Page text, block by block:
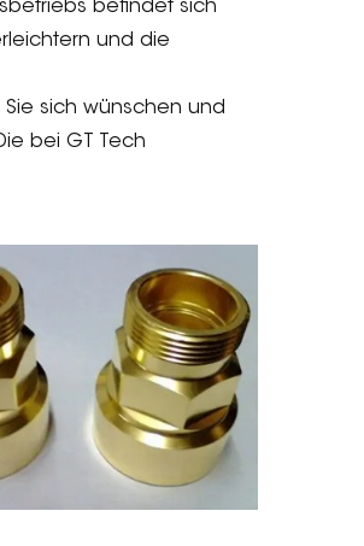
befindet sich
und die
sich wünschen und
bei GT Tech